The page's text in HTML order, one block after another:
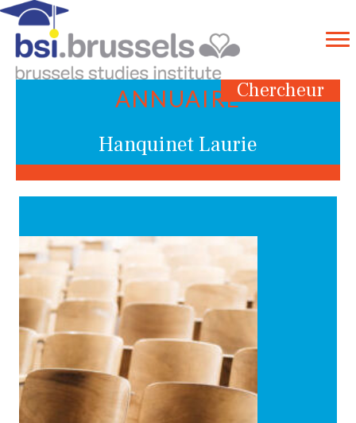
Chercheur
ANNUAIRE
Hanquinet Laurie